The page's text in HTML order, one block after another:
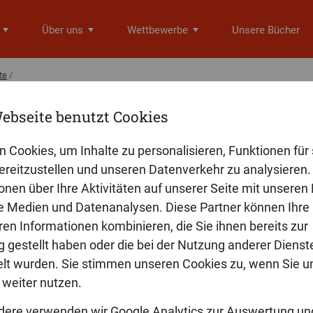
benutzt Cookies
Cookies, um Inhalte zu personalisieren, Funktionen für
und unseren Datenverkehr zu
über Ihre Aktivitäten auf unserer Seite mit unseren
Medien und Datenanalysen. Diese Partner können Ihre
Informationen kombinieren, die Sie ihnen bereits zur
gestellt haben oder die bei der Nutzung anderer
wurden. Sie stimmen unseren Cookies zu, wenn Sie
nutzen.
Über uns Wettbewerbe Unsere Bücher
/
(Hrsg.)
2
ihn aus, diesen besonderen, erzählenswerten Moment, der einer
Erlebnisse sind es wert, erzählt und gelesen zu werden?
Band der „Edition Leben“ bieten 30 Autoren ihre
dabei ihren ganz persönlichen Blick auf das Leben und auf das
Blickwinkel, die dem Leser neue Horizonte eröffnen …